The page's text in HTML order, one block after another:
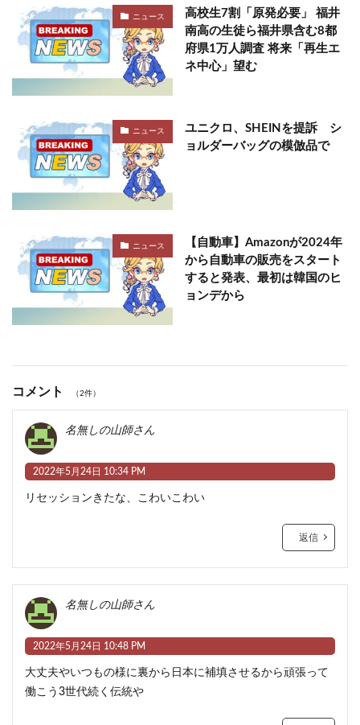
ニュース
高校生7割「原発必要」 福井
南高の生徒ら福井県含む8都
府県1万人調査 将来「再生エ
ネ中心」望む
ニュース
ユニクロ、SHEINを提訴 シ
ョルダーバッグの模倣品で
ニュース
【自動車】Amazonが2024年
から自動車の販売をスタート
すると発表、最初は韓国のヒ
ョンデから
コメント （2件）
名無しの山師さん
2022年5月24日 10:34 PM
リセッションきたな、こわいこわい
返信
名無しの山師さん
2022年5月24日 10:48 PM
大丈夫やいつもの様に裏から日本に補填させるから頑張って
働こう3世代続く伝統や